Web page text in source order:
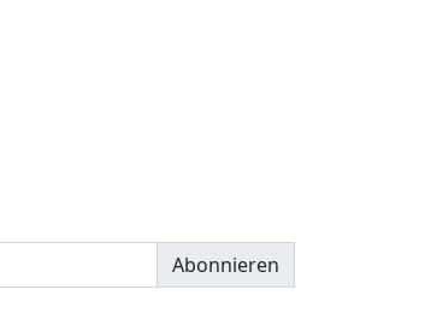
Abonnieren